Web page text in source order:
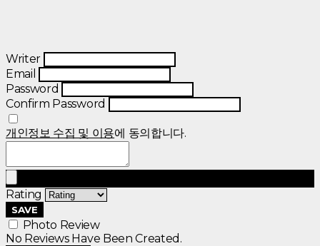
Writer
Email
Password
Confirm Password
개인정보 수집 및 이용에 동의합니다.
Rating
SAVE
Photo Review
No Reviews Have Been Created.